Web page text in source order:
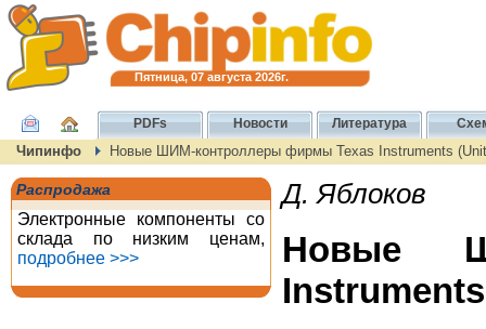
Пятница, 07 августа 2026г.
PDFs Новости Литература
Чипинфо Новые ШИМ-контроллеры фирмы Texas Instruments
Распродажа
Электронные компоненты со
склада по низким ценам,
подробнее >>>
Д. Яблоков
Новые